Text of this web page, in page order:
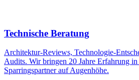
Technische Beratung
Architektur-Reviews, Technologie-
Audits. Wir bringen 20 Jahre Erfahrung in
Sparringspartner auf Augenhöhe.